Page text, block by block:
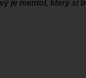
je mentol, který si